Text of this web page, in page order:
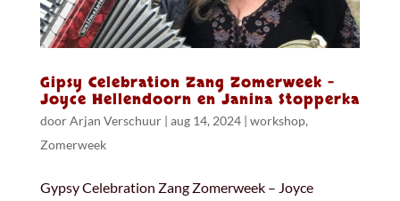
Gipsy Celebration Zang Zomerweek –
Joyce Hellendoorn en Janina Stopperka
doorArjan Verschuur| aug 14, 2024| workshop,
Zomerweek
Gypsy Celebration Zang Zomerweek – Joyce